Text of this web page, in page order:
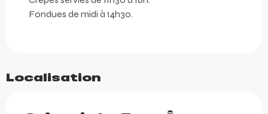
Fondues de midi à 14h30.
Localisation